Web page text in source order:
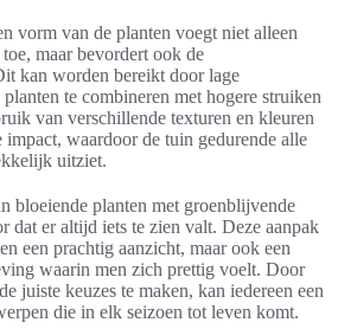
vorm van de planten voegt niet alleen
maar bevordert ook de
kan worden bereikt door lage
te combineren met hogere struiken
van verschillende texturen en kleuren
impact, waardoor de tuin gedurende alle
uitziet.
bloeiende planten met groenblijvende
dat er altijd iets te zien valt. Deze aanpak
een prachtig aanzicht, maar ook een
waarin men zich prettig voelt. Door
juiste keuzes te maken, kan iedereen een
die in elk seizoen tot leven komt.